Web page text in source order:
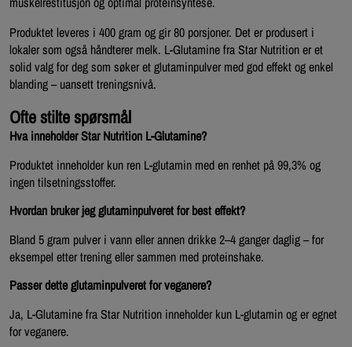
Produktet leveres i 400 gram og gir 80 porsjoner. Det er produsert i
lokaler som også håndterer melk. L-Glutamine fra Star Nutrition er et
solid valg for deg som søker et glutaminpulver med god effekt og enkel
blanding – uansett treningsnivå.
Ofte stilte spørsmål
Hva inneholder Star Nutrition L-Glutamine?
Produktet inneholder kun ren L-glutamin med en renhet på 99,3% og
ingen tilsetningsstoffer.
Hvordan bruker jeg glutaminpulveret for best effekt?
Bland 5 gram pulver i vann eller annen drikke 2–4 ganger daglig – for
eksempel etter trening eller sammen med proteinshake.
Passer dette glutaminpulveret for veganere?
Ja, L-Glutamine fra Star Nutrition inneholder kun L-glutamin og er egnet
for veganere.